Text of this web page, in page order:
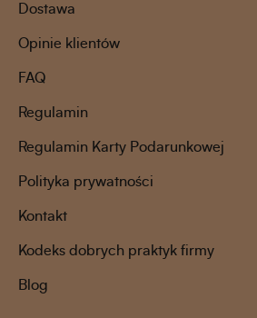
Dostawa
Opinie klientów
FAQ
Regulamin
Regulamin Karty Podarunkowej
Polityka prywatności
Kontakt
Kodeks dobrych praktyk firmy
Blog